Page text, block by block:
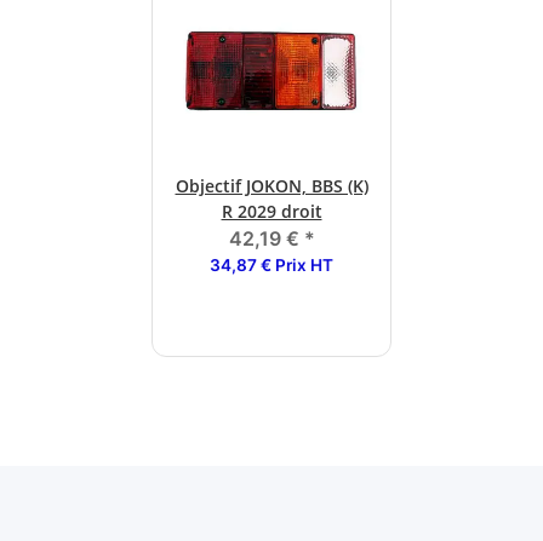
Objectif JOKON, BBS (K)
R 2029 droit
42,19 € *
34,87 € Prix HT